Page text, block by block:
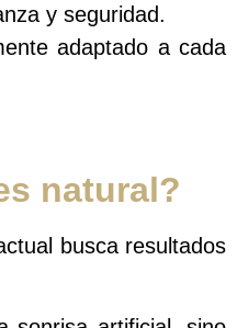
y seguridad.
adaptado a cada
natural?
busca resultados